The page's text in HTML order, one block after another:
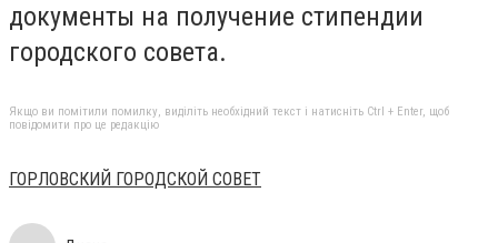
документы на получение стипендии
городского совета.
Якщо ви помітили помилку, виділіть необхідний текст і натисніть Ctrl + Enter, щоб
повідомити про це редакцію
ГОРЛОВСКИЙ ГОРОДСКОЙ СОВЕТ